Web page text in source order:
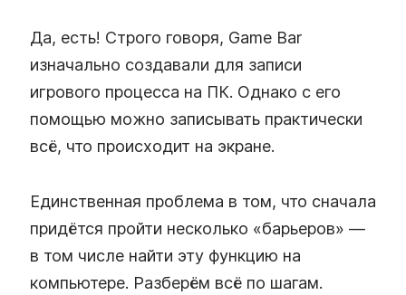
Да, есть! Строго говоря, Game Bar
изначально создавали для записи
игрового процесса на ПК. Однако с его
помощью можно записывать практически
всё, что происходит на экране.
Единственная проблема в том, что сначала
придётся пройти несколько «барьеров» —
в том числе найти эту функцию на
компьютере. Разберём всё по шагам.